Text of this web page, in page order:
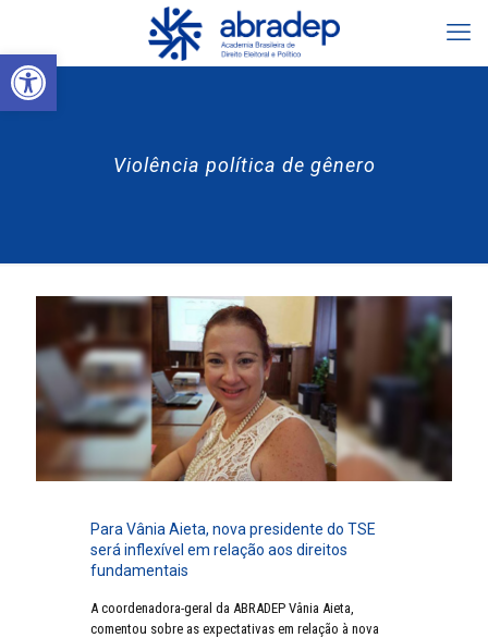
Abrir a barra de ferramentas
Violência política de gênero
Para Vânia Aieta, nova presidente do TSE
será inflexível em relação aos direitos
fundamentais
A coordenadora-geral da ABRADEP Vânia Aieta,
comentou sobre as expectativas em relação à nova